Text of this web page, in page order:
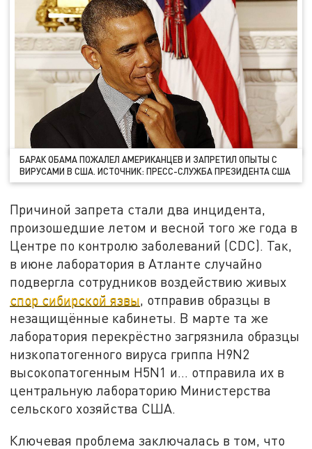
БАРАК ОБАМА ПОЖАЛЕЛ АМЕРИКАНЦЕВ И ЗАПРЕТИЛ ОПЫТЫ С
ВИРУСАМИ В США. ИСТОЧНИК: ПРЕСС-СЛУЖБА ПРЕЗИДЕНТА США
Причиной запрета стали два инцидента,
произошедшие летом и весной того же года в
Центре по контролю заболеваний (CDC). Так,
в июне лаборатория в Атланте случайно
подвергла сотрудников воздействию живых
спор сибирской язвы, отправив образцы в
незащищённые кабинеты. В марте та же
лаборатория перекрёстно загрязнила образцы
низкопатогенного вируса гриппа H9N2
высокопатогенным H5N1 и… отправила их в
центральную лабораторию Министерства
сельского хозяйства США.
Ключевая проблема заключалась в том, что